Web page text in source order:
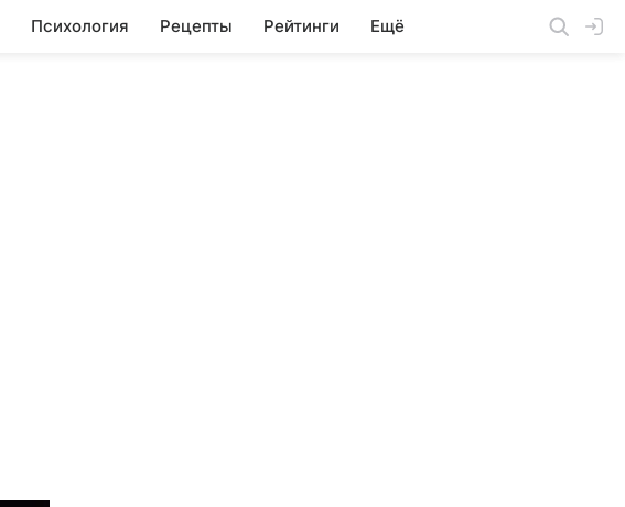
Психология Рецепты Рейтинги Ещё